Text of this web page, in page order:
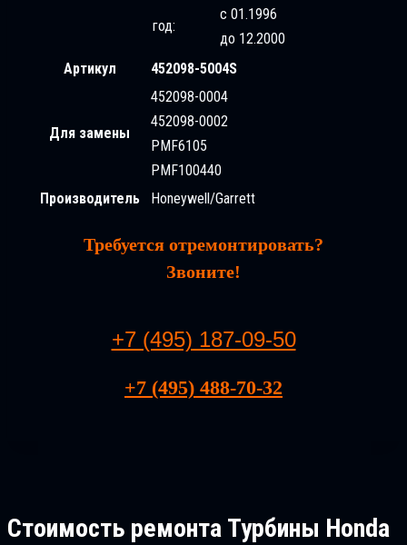
год:
с 01.1996
до 12.2000
Артикул
452098-5004S
Для замены
452098-0004
452098-0002
PMF6105
PMF100440
Производитель
Honeywell/Garrett
Требуется отремонтировать?
Звоните!
+7 (495) 187-09-50
+7 (495) 488-70-32
Стоимость ремонта Турбины Honda